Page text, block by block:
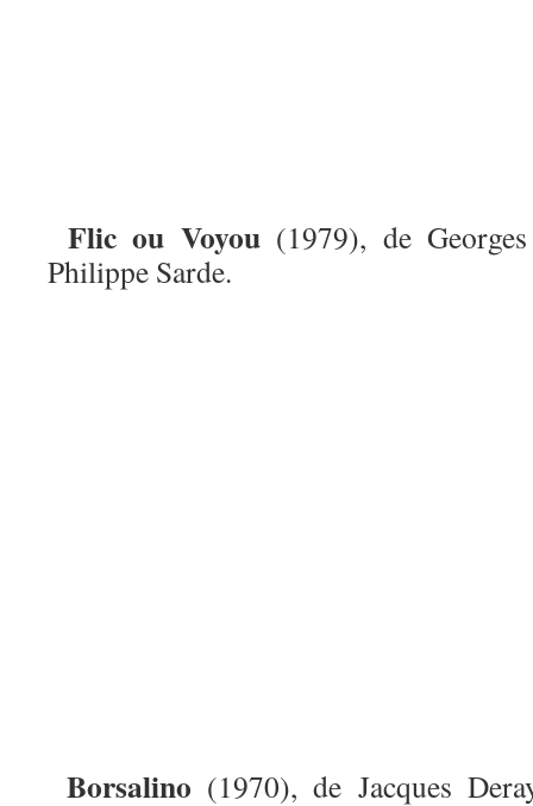
Flic ou Voyou(1979), de
Philippe Sarde.
Borsalino (1970), de Jacques